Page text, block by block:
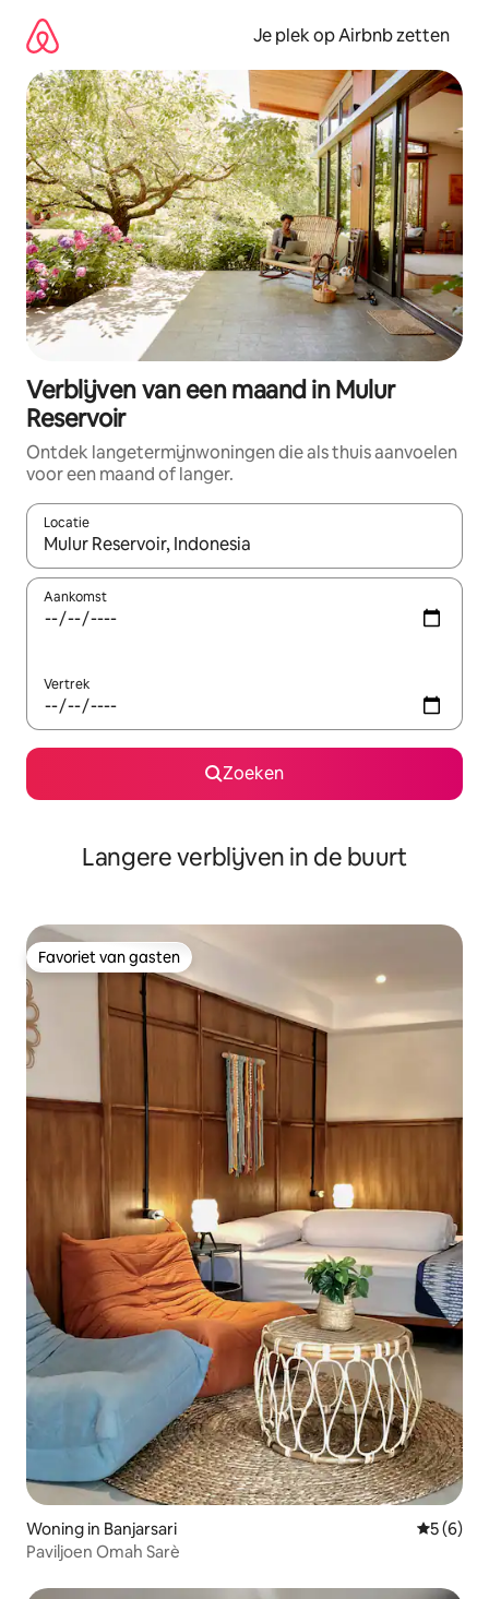
direct
naar
inhoud
Je plek op Airbnb zetten
Verblijven van een maand in Mulur
Reservoir
Ontdek langetermijnwoningen die als thuis aanvoelen
voor een maand of langer.
Locatie
Wanneer er resultaten beschikbaar zijn, maak je een keuze
Aankomst
Vertrek
Zoeken
Langere verblijven in de buurt
Favoriet van gasten
Favoriet van gasten
Woning in Banjarsari
5 (6)
Paviljoen Omah Sarè